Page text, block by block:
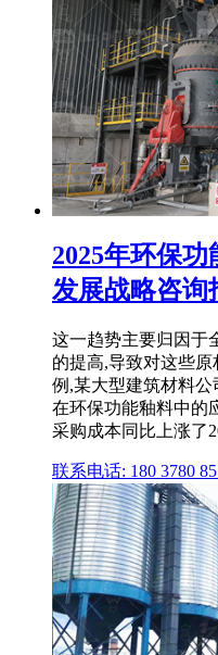
2025年环保
发展战略咨询
这一趋势主要归因于
的提高,导致对这些
例,某大型建筑材料
在环保功能釉料中的
采购成本同比上涨了
联系电话: 180 3780